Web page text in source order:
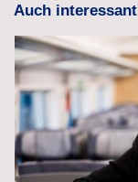
Auch interessant